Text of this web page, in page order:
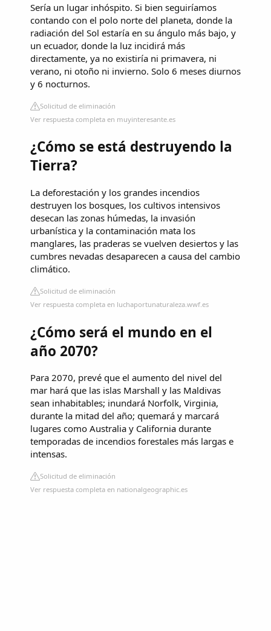
Sería un lugar inhóspito. Si bien seguiríamos
contando con el polo norte del planeta, donde la
radiación del Sol estaría en su ángulo más bajo, y
un ecuador, donde la luz incidirá más
directamente, ya no existiría ni primavera, ni
verano, ni otoño ni invierno. Solo 6 meses diurnos
y 6 nocturnos.
Solicitud de eliminación
Ver respuesta completa en muyinteresante.es
¿Cómo se está destruyendo la
Tierra?
La deforestación y los grandes incendios
destruyen los bosques, los cultivos intensivos
desecan las zonas húmedas, la invasión
urbanística y la contaminación mata los
manglares, las praderas se vuelven desiertos y las
cumbres nevadas desaparecen a causa del cambio
climático.
Solicitud de eliminación
Ver respuesta completa en luchaportunaturaleza.wwf.es
¿Cómo será el mundo en el
año 2070?
Para 2070, prevé que el aumento del nivel del
mar hará que las islas Marshall y las Maldivas
sean inhabitables; inundará Norfolk, Virginia,
durante la mitad del año; quemará y marcará
lugares como Australia y California durante
temporadas de incendios forestales más largas e
intensas.
Solicitud de eliminación
Ver respuesta completa en nationalgeographic.es